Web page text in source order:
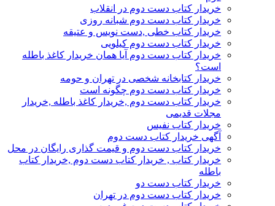
خریدار کتاب دست دوم در انقلاب
خریدار کتاب دست دوم شبانه روزی
خریدار کتاب خطی ,دست نویس و عتیقه
خریدار کتاب دست دوم کیلویی
خریدار کتاب دست دوم آیا همان خریدار کاغذ باطله
است؟
خریدار کتابخانه شخصی در تهران و حومه
خریدار کتاب دست دوم چگونه است
خریدار کتاب دست دوم ,خریدار کاغذ باطله ,خریدار
مجلات قدیمی
خریدار کتاب نفیس
آگهی خریدار کتاب دست دوم
خریدار کتاب دست دوم و قیمت گذاری رایگان در محل
خریدار کتاب , خریدار کتاب دست دوم ,خریدار کتاب
باطله
خریدار کتاب دست دو
خریدار کتاب دست دوم در تهران